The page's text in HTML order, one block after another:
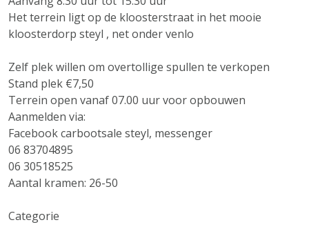
Het terrein ligt op de kloosterstraat in het mooie
kloosterdorp steyl , net onder venlo
Zelf plek willen om overtollige spullen te verkopen
Stand plek €7,50
Terrein open vanaf 07.00 uur voor opbouwen
Aanmelden via:
Facebook carbootsale steyl, messenger
06 83704895
06 30518525
Aantal kramen: 26-50
Categorie